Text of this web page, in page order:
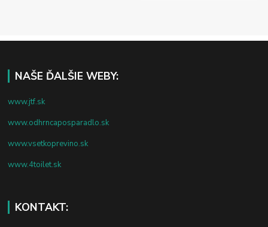
NAŠE ĎALŠIE WEBY:
www.jtf.sk
www.odhrncaposparadlo.sk
www.vsetkoprevino.sk
www.4toilet.sk
KONTAKT: